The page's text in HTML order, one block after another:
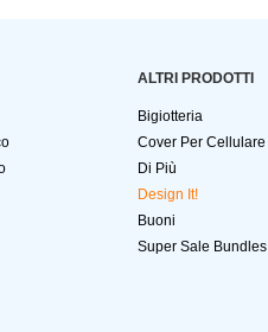
ALTRI PRODOTTI
Bigiotteria
Cover Per Cellulare
Di Più
Design It!
Buoni
Super Sale Bundles